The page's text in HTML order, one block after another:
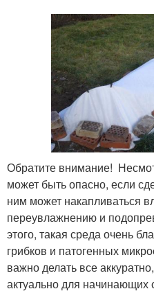
Обратите внимание!
может быть опасно, если
ним может накапливаться
переувлажнению и
этого, такая среда очень
грибков и патогенных
важно делать все
актуально для начинающих